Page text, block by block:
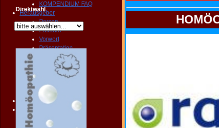
KOMPENDIUM FAQ
Herausgeber
Person
Editorial
Vorwort
Präsentation
Publikationen
Broschüre
Vertrieb
FORUM
FAQ
KONTAKT
SHOP
Direktwahl